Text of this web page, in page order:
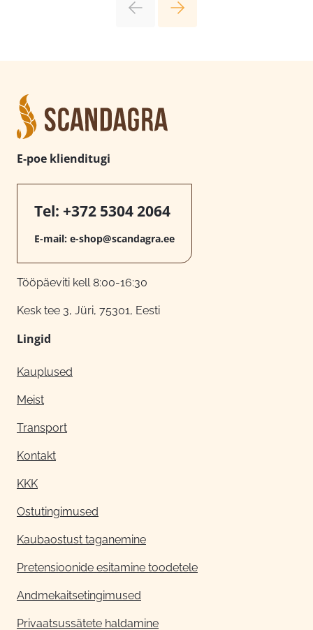
E-poe klienditugi
Tel: +372 5304 2064
E-mail: e-shop@scandagra.ee
Tööpäeviti kell 8:00-16:30
Kesk tee 3, Jüri, 75301, Eesti
Lingid
Kauplused
Meist
Transport
Kontakt
KKK
Ostutingimused
Kaubaostust taganemine
Pretensioonide esitamine toodetele
Andmekaitsetingimused
Privaatsussätete haldamine